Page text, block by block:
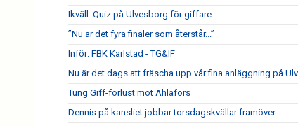
Ikväll: Quiz på Ulvesborg för giffare
”Nu är det fyra finaler som återstår...”
Inför: FBK Karlstad - TG&IF
Nu är det dags att fräscha upp vår fina anläggning på
Tung Giff-förlust mot Ahlafors
Dennis på kansliet jobbar torsdagskvällar framöver.